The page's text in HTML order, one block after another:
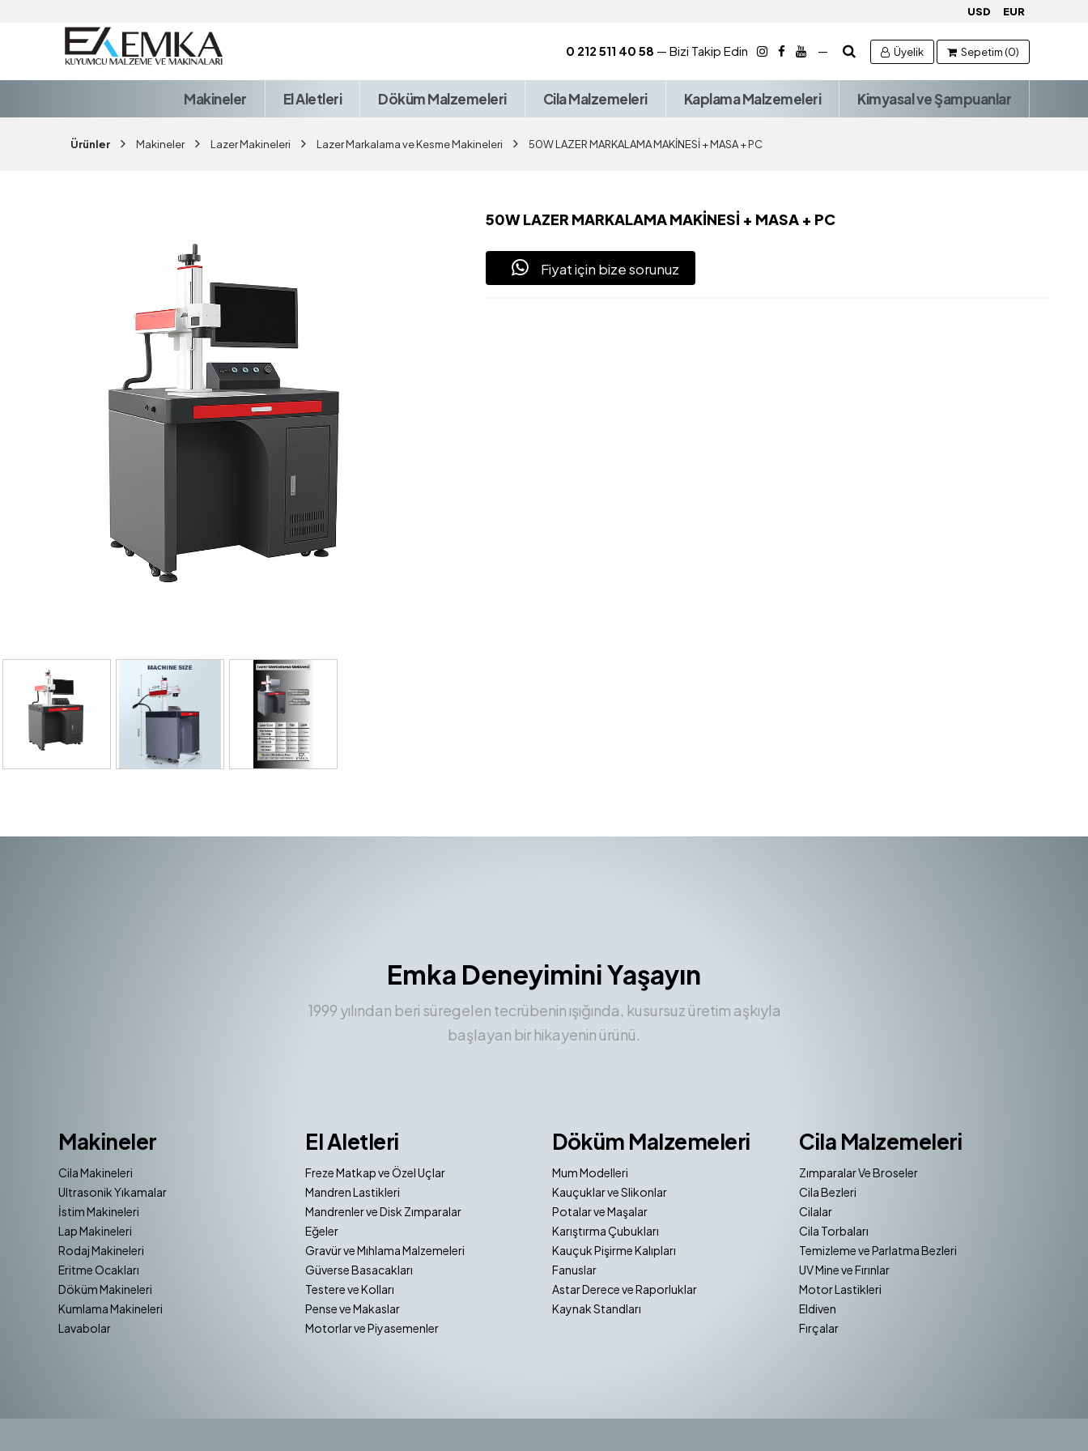
USD EUR
0 212 511 40 58 — Bizi Takip Edin — Üyelik Sepetim (0)
Makineler El Aletleri Döküm Malzemeleri Cila Malzemeleri Kaplama Malzemeleri Kimyasal ve Şampuanlar
Ürünler Makineler Lazer Makineleri Lazer Markalama ve Kesme Makineleri 50W LAZER MARKALAMA MAKİNESİ + MASA + PC
50W LAZER MARKALAMA MAKİNESİ + MASA + PC
Fiyat için bize sorunuz
Emka Deneyimini Yaşayın
1999 yılından beri süregelen tecrübenin ışığında, kusursuz üretim aşkıyla
başlayan bir hikayenin ürünü.
Makineler
Cila Makineleri
Ultrasonik Yıkamalar
İstim Makineleri
Lap Makineleri
Rodaj Makineleri
Eritme Ocakları
Döküm Makineleri
Kumlama Makineleri
Lavabolar
El Aletleri
Freze Matkap ve Özel Uçlar
Mandren Lastikleri
Mandrenler ve Disk Zımparalar
Eğeler
Gravür ve Mıhlama Malzemeleri
Güverse Basacakları
Testere ve Kolları
Pense ve Makaslar
Motorlar ve Piyasemenler
Döküm Malzemeleri
Mum Modelleri
Kauçuklar ve Slikonlar
Potalar ve Maşalar
Karıştırma Çubukları
Kauçuk Pişirme Kalıpları
Fanuslar
Astar Derece ve Raporluklar
Kaynak Standları
Cila Malzemeleri
Zımparalar Ve Broseler
Cila Bezleri
Cilalar
Cila Torbaları
Temizleme ve Parlatma Bezleri
UV Mine ve Fırınlar
Motor Lastikleri
Eldiven
Fırçalar